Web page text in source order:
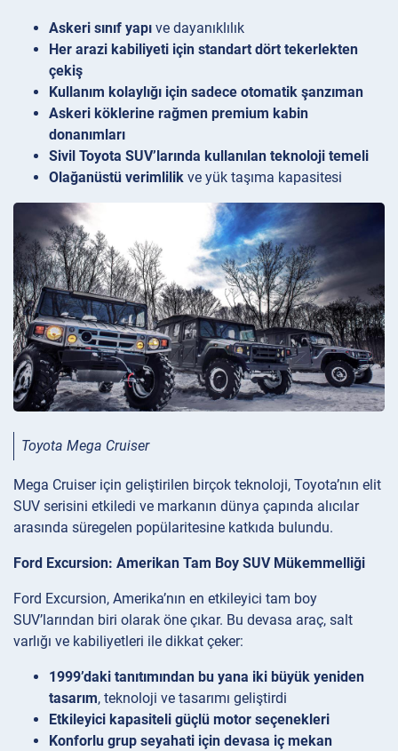
Askeri sınıf yapı ve dayanıklılık
Her arazi kabiliyeti için standart dört tekerlekten
çekiş
Kullanım kolaylığı için sadece otomatik şanzıman
Askeri köklerine rağmen premium kabin
donanımları
Sivil Toyota SUV’larında kullanılan teknoloji temeli
Olağanüstü verimlilik ve yük taşıma kapasitesi
Toyota Mega Cruiser
Mega Cruiser için geliştirilen birçok teknoloji, Toyota’nın elit
SUV serisini etkiledi ve markanın dünya çapında alıcılar
arasında süregelen popülaritesine katkıda bulundu.
Ford Excursion: Amerikan Tam Boy SUV Mükemmelliği
Ford Excursion, Amerika’nın en etkileyici tam boy
SUV’larından biri olarak öne çıkar. Bu devasa araç, salt
varlığı ve kabiliyetleri ile dikkat çeker:
1999’daki tanıtımından bu yana iki büyük yeniden
tasarım, teknoloji ve tasarımı geliştirdi
Etkileyici kapasiteli güçlü motor seçenekleri
Konforlu grup seyahati için devasa iç mekan